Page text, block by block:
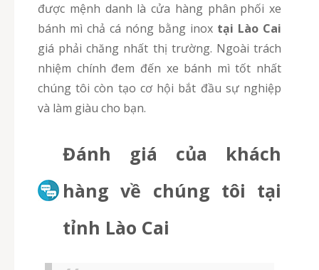
được mệnh danh là cửa hàng phân phối xe
bánh mì chả cá nóng bằng inox tại Lào Cai
giá phải chăng nhất thị trường. Ngoài trách
nhiệm chính đem đến xe bánh mì tốt nhất
chúng tôi còn tạo cơ hội bắt đầu sự nghiệp
và làm giàu cho bạn.
Đánh giá của khách
hàng về chúng tôi tại
tỉnh Lào Cai